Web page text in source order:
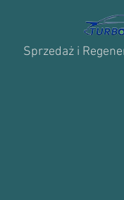
Sprzedaż i